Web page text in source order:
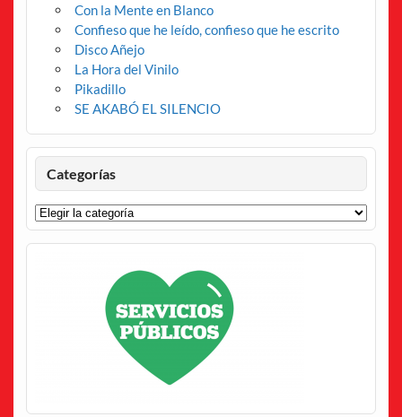
Con la Mente en Blanco
Confieso que he leído, confieso que he escrito
Disco Añejo
La Hora del Vinilo
Pikadillo
SE AKABÓ EL SILENCIO
Categorías
Categorías